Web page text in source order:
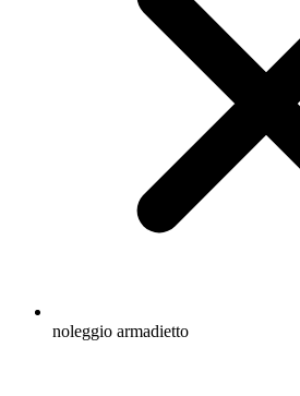
noleggio armadietto